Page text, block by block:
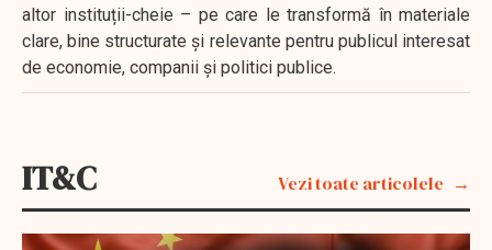
altor instituții-cheie – pe care le transformă în materiale
clare, bine structurate și relevante pentru publicul interesat
de economie, companii și politici publice.
IT&C Vezi toate articolele